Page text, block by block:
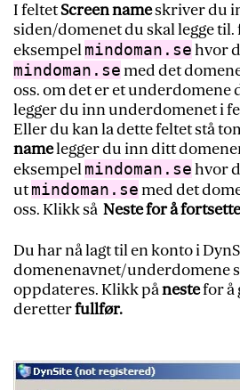
I feltetScreen nameskriver du
siden/domenet du skal legge til.
eksempelmindoman.sehvor
mindoman.semed det
oss. om det er et underdomene
legger du inn underdomenet i
Eller du kan la dette feltet stå
namelegger du inn ditt
eksempelmindoman.sehvor
utmindoman.semed det
oss. Klikk så Neste for å fortsette
Du har nå lagt til en konto i
domenenavnet/underdomene
oppdateres. Klikk pånestefor å
deretterfullfør.